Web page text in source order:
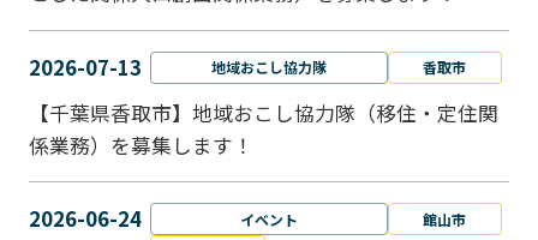
2026-07-13 地域おこし協力隊 香取市
【千葉県香取市】地域おこし協力隊（移住・定住関
係業務）を募集します！
2026-06-24 イベント
館山市